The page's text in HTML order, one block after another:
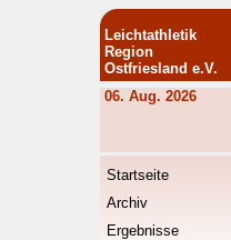
Leichtathletik
Region
Ostfriesland e.V.
06. Aug. 2026
Startseite
Archiv
Ergebnisse